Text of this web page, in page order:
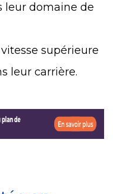
leur domaine de
supérieure
leur carrière.